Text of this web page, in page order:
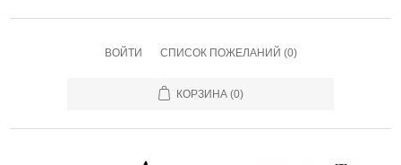
ВОЙТИ СПИСОК ПОЖЕЛАНИЙ (0)
КОРЗИНА (0)